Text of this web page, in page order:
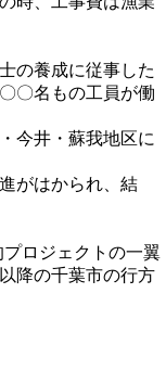
の養成に従事した
〇名もの工員が働
今井・蘇我地区に
がはかられ、結
ロジェクトの一翼
降の千葉市の行方